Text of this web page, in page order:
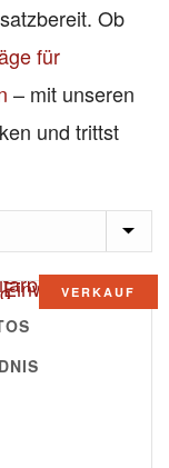
Ob
für
– mit unseren
und trittst
VERKAUF